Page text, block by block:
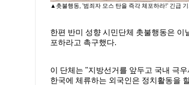
▲촛불행동, '범죄자 모스 탄을 즉각 체포하라!' 긴급
한편 반미 성향 시민단체 촛불행동은
포하라고 촉구했다.
이 단체는 "지방선거를 앞두고 국내 극
한국에 체류하는 외국인은 정치활동을